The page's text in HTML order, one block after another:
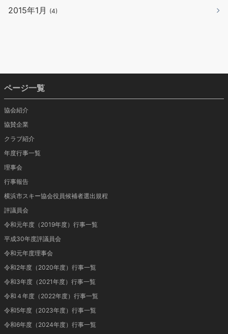
2015年1月 (4)
ページ一覧
協会紹介
協賛企業
クラブ紹介
年度行事一覧
理事会
行事報告
横浜市スキー協会役員候補者選出規程
評議員会
令和元年度（2019年度）行事一覧
平成30年度評議員会
令和元年度理事会
令和2年度（2020年度）行事一覧
令和3年度（2021年度）行事一覧
令和４年度（2022年度）行事一覧
令和5年度（2023年度）行事一覧
令和6年度（2024年度）行事一覧